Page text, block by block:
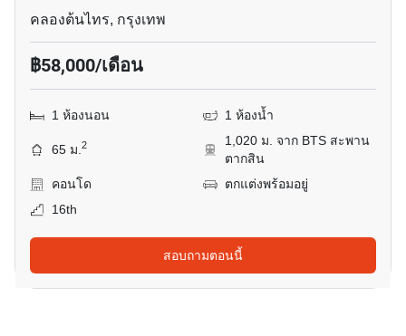
คลองต้นไทร, กรุงเทพ
฿58,000/เดือน
1 ห้องนอน 1 ห้องน้ำ
65 ม.2
1,020 ม. จาก BTS สะพาน
ตากสิน
คอนโด
ตกแต่งพร้อมอยู่
16th
สอบถามตอนนี้